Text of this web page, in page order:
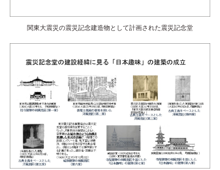
関東大震災の震災記念建造物として計画された震災記念堂